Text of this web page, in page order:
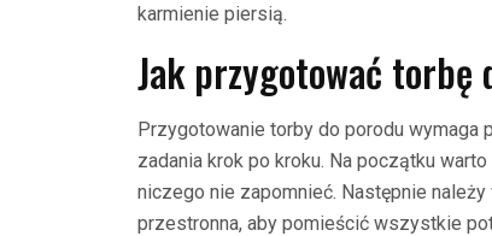
karmienie piersią.
Jak przygotować
Przygotowanie torby do porodu wymaga
zadania krok po kroku. Na początku
niczego nie zapomnieć. Następnie
przestronna, aby pomieścić wszystkie